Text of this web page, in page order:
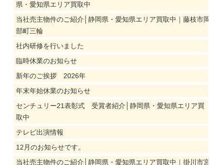
県・愛知県エリア買取中
当社売主物件のご紹介│静岡県・愛知県エリア買取中｜藤枝市岡
部町三輪
社内研修を行いました
臨時休業のお知らせ
新年のご挨拶 2026年
年末年始休業のお知らせ
センチュリー21表彰式 受賞者紹介│静岡県・愛知県エリア買
取中
テレビ出演情報
12月のお知らせです。
当社売主物件のご紹介│静岡県・愛知県エリア買取中｜掛川市宮